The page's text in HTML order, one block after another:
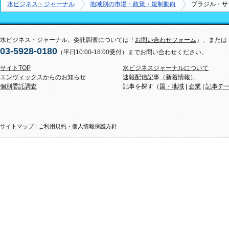
水ビジネス・ジャーナル 地域別の市場・政策・規制動向 ブラジル・
水ビジネス・ジャーナル、委託調査については「お問い合わせフォーム 」、または
03-5928-0180 （平日10:00-18:00受付）までお問い合わせください。
サイトTOP
エンヴィックスからのお知らせ
個別委託調査
水ビジネスジャーナルについて
速報配信記事（新着情報）
記事を探す（ 国・地域 | 企業 | 記事テ
サイトマップ| ご利用規約・個人情報保護方針